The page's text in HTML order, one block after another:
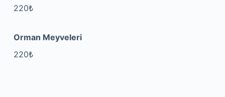
220₺
Orman Meyveleri
220₺